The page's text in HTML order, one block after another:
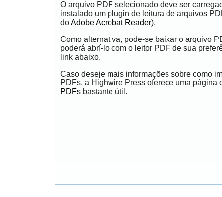
O arquivo PDF selecionado deve ser
instalado um plugin de leitura de arquivos
doAdobe Acrobat Reader).
Como alternativa, pode-se baixar o arquivo
poderá abrí-lo com o leitor PDF de sua
link abaixo.
Caso deseje mais informações sobre como
PDFs, a Highwire Press oferece uma página
PDFs bastante útil.